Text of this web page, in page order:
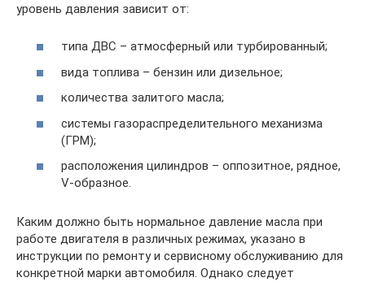
уровень давления зависит от:
типа ДВС – атмосферный или турбированный;
вида топлива – бензин или дизельное;
количества залитого масла;
системы газораспределительного механизма
(ГРМ);
расположения цилиндров – оппозитное, рядное,
V-образное.
Каким должно быть нормальное давление масла при
работе двигателя в различных режимах, указано в
инструкции по ремонту и сервисному обслуживанию для
конкретной марки автомобиля. Однако следует